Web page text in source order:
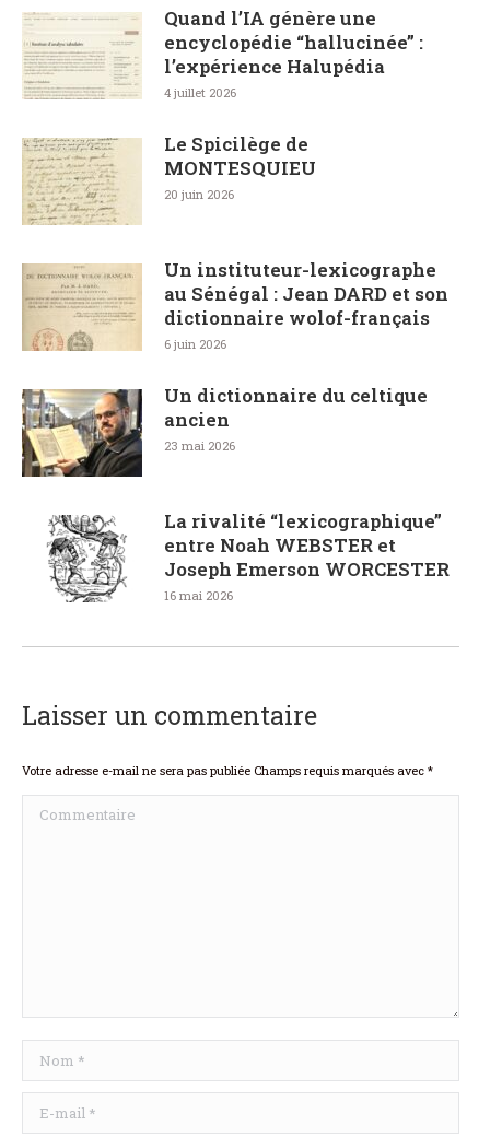
Quand l’IA génère une
encyclopédie “hallucinée” :
l’expérience Halupédia
4 juillet 2026
Le Spicilège de
MONTESQUIEU
20 juin 2026
Un instituteur-lexicographe
au Sénégal : Jean DARD et son
dictionnaire wolof-français
6 juin 2026
Un dictionnaire du celtique
ancien
23 mai 2026
La rivalité “lexicographique”
entre Noah WEBSTER et
Joseph Emerson WORCESTER
16 mai 2026
Laisser un commentaire
Votre adresse e-mail ne sera pas publiée Champs requis marqués avec *
Commentaire
Nom *
E-mail *